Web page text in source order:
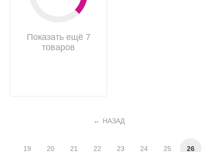
Показать ещё 7
товаров
НАЗАД
19 20 21 22 23 24 25 26